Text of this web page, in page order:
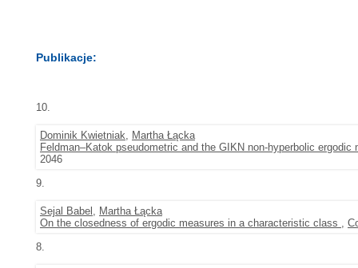
Publikacje:
10.
Dominik Kwietniak, Martha Łącka
Feldman–Katok pseudometric and the GIKN non-hyperbolic ergodic
2046
9.
Sejal Babel , Martha Łącka
On the closedness of ergodic measures in a characteristic class ,
8.